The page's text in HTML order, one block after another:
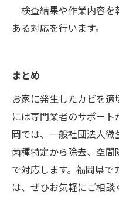
検査結果や作業内容を
ある対応を行います。
まとめ
お家に発生したカビを
には専門業者のサポー
岡では、一般社団法人
菌種特定から除去、空
で対応します。福岡県
は、ぜひお気軽にご相談